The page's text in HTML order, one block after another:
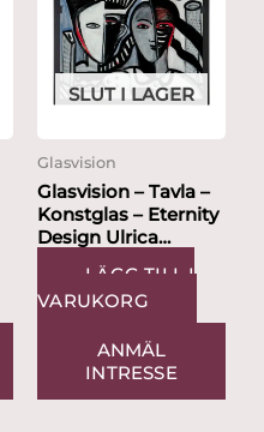
SLUT I LAGER
Glasvision
Glasvision – Tavla –
Konstglas – Eternity
Design Ulrica
Hydman...
LÄGG TILL I
VARUKORG
ANMÄL
INTRESSE